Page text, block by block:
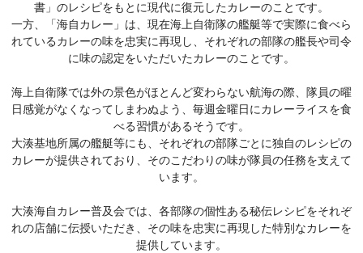
書」のレシピをもとに現代に復元したカレーのことです。
一方、「海自カレー」は、現在海上自衛隊の艦艇等で実際に食べら
れているカレーの味を忠実に再現し、それぞれの部隊の艦長や司令
に味の認定をいただいたカレーのことです。
海上自衛隊では外の景色がほとんど変わらない航海の際、隊員の曜
日感覚がなくなってしまわぬよう、毎週金曜日にカレーライスを食
べる習慣があるそうです。
大湊基地所属の艦艇等にも、それぞれの部隊ごとに独自のレシピの
カレーが提供されており、そのこだわりの味が隊員の任務を支えて
います。
大湊海自カレー普及会では、各部隊の個性ある秘伝レシピをそれぞ
れの店舗に伝授いただき、その味を忠実に再現した特別なカレーを
提供しています。